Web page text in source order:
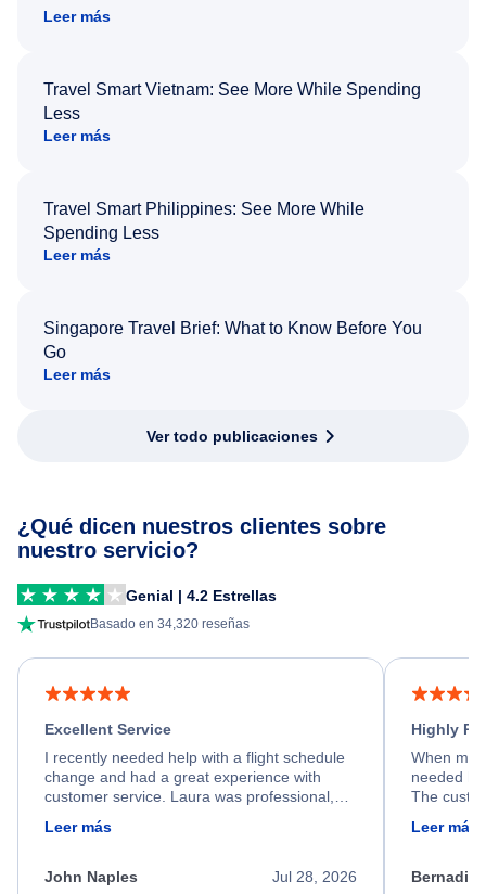
Leer más
Travel Smart Vietnam: See More While Spending
Less
Leer más
Travel Smart Philippines: See More While
Spending Less
Leer más
Singapore Travel Brief: What to Know Before You
Go
Leer más
Ver todo publicaciones
¿Qué dicen nuestros clientes sobre
nuestro servicio?
Genial | 4.2 Estrellas
Basado en 34,320 reseñas
Excellent Service
I recently needed help with a flight schedule
change and had a great experience with
customer service. Laura was professional,
friendly, and very helpful throughout the
process. She quickly found a solution and
appreciate her excellent service.
Leer más
Jul 28, 2026
John Naples
Highly
When my
needed
The
calm,
Leer más